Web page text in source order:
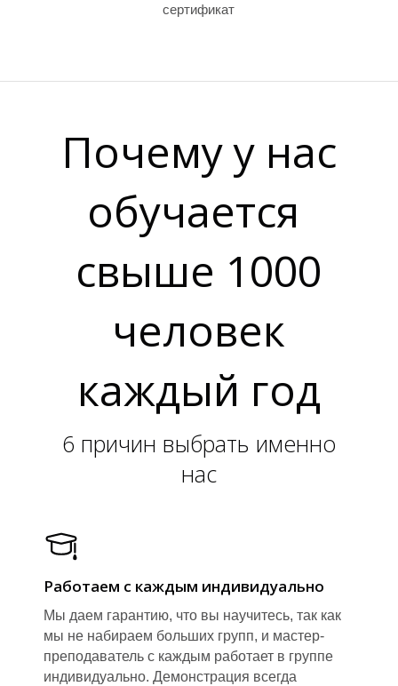
сертификат
Почему у нас
обучается
свыше 1000
человек
каждый год
6 причин выбрать именно
нас
Работаем с каждым индивидуально
Мы даем гарантию, что вы научитесь, так как
мы не набираем больших групп, и мастер-
преподаватель с каждым работает в группе
индивидуально. Демонстрация всегда